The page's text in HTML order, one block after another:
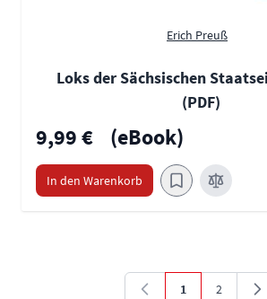
Erich Preuß
Loks der Sächsischen
(PDF)
9,99 € (eBook)
In den Warenkorb
1 2